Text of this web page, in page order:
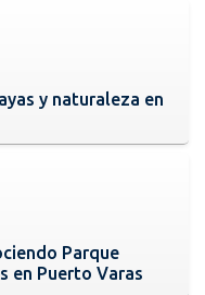
y naturaleza en
Parque
en Puerto Varas